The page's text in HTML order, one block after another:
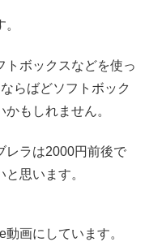
トボックスなどを使っ
らばどソフトボック
もしれません。
レラは2000円前後で
思います。
画にしています。